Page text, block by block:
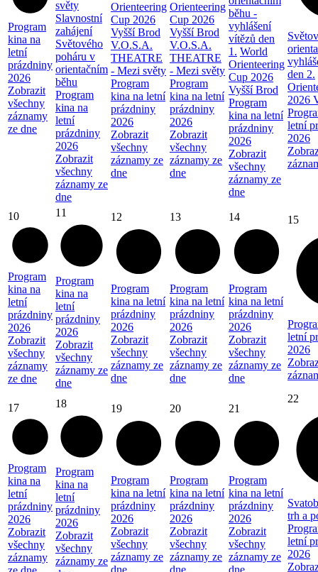
Program
kina na
letní
prázdniny
2026
Zobrazit
všechny
záznamy
ze dne
světy
Slavnostní
zahájení
Světového
poháru v
orientačním
běhu
Program
kina na
letní
prázdniny
2026
Zobrazit
všechny
záznamy ze
dne
Orienteering
Cup 2026
Vyšší Brod
V.O.S.A.
THEATRE
- Mezi světy
Program
kina na letní
prázdniny
2026
Zobrazit
všechny
záznamy ze
dne
Orienteering
Cup 2026
Vyšší Brod
V.O.S.A.
THEATRE
- Mezi světy
Program
kina na letní
prázdniny
2026
Zobrazit
všechny
záznamy ze
dne
běhu -
vyhlášení
vítězů den
1. World
Orienteering
Cup 2026
Vyšší Brod
Program
kina na letní
prázdniny
2026
Zobrazit
všechny
záznamy ze
dne
den 2.
2026
letní
2026
10
Program
kina na
letní
prázdniny
2026
Zobrazit
všechny
záznamy
ze dne
11
Program
kina na
letní
prázdniny
2026
Zobrazit
všechny
záznamy ze
dne
12
Program
kina na letní
prázdniny
2026
Zobrazit
všechny
záznamy ze
dne
13
Program
kina na letní
prázdniny
2026
Zobrazit
všechny
záznamy ze
dne
14
Program
kina na letní
prázdniny
2026
Zobrazit
všechny
záznamy ze
dne
15
letní
2026
17
Program
kina na
letní
prázdniny
2026
Zobrazit
všechny
záznamy
18
Program
kina na
letní
prázdniny
2026
Zobrazit
všechny
záznamy ze
19
Program
kina na letní
prázdniny
2026
Zobrazit
všechny
záznamy ze
dne
20
Program
kina na letní
prázdniny
2026
Zobrazit
všechny
záznamy ze
dne
21
Program
kina na letní
prázdniny
2026
Zobrazit
všechny
záznamy ze
dne
22
trh a
letní
2026